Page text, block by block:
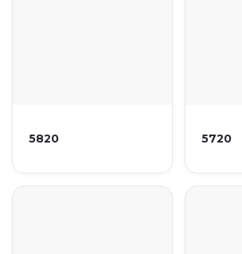
5820 5720